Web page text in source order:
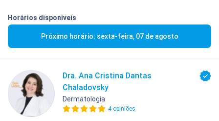
Horários disponíveis
Próximo horário: sexta-feira, 07 de agosto
Dra. Ana Cristina Dantas
Chaladovsky
Dermatologia
4 opiniões